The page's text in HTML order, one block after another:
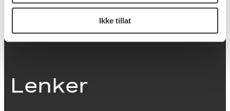
Ikke tillat
Om opphavsrett
Dokumentasjonsskjema
Last ned logo
Lenker